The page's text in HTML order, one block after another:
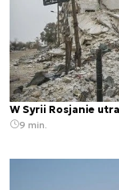
W Syrii Rosjanie
9 min.